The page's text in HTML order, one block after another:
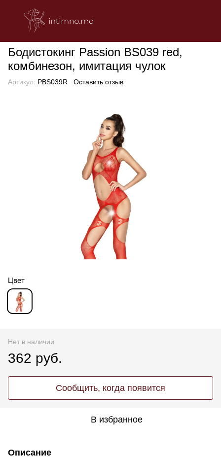
Бодистокинг Passion BS039 red,
комбинезон, имитация чулок
Артикул: PBS039R Оставить отзыв
Цвет
Нет в наличии
362 руб.
Сообщить, когда появится
В избранное
Описание